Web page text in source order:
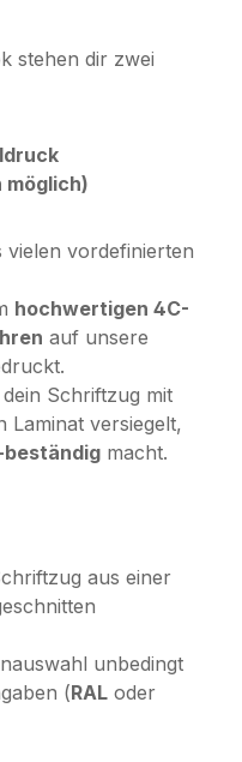
stehen dir zwei
möglich)
vielen vordefinierten
hochwertigen 4C-
auf unsere
Schriftzug mit
Laminat versiegelt,
beständig macht.
aus einer
unbedingt
(RAL oder